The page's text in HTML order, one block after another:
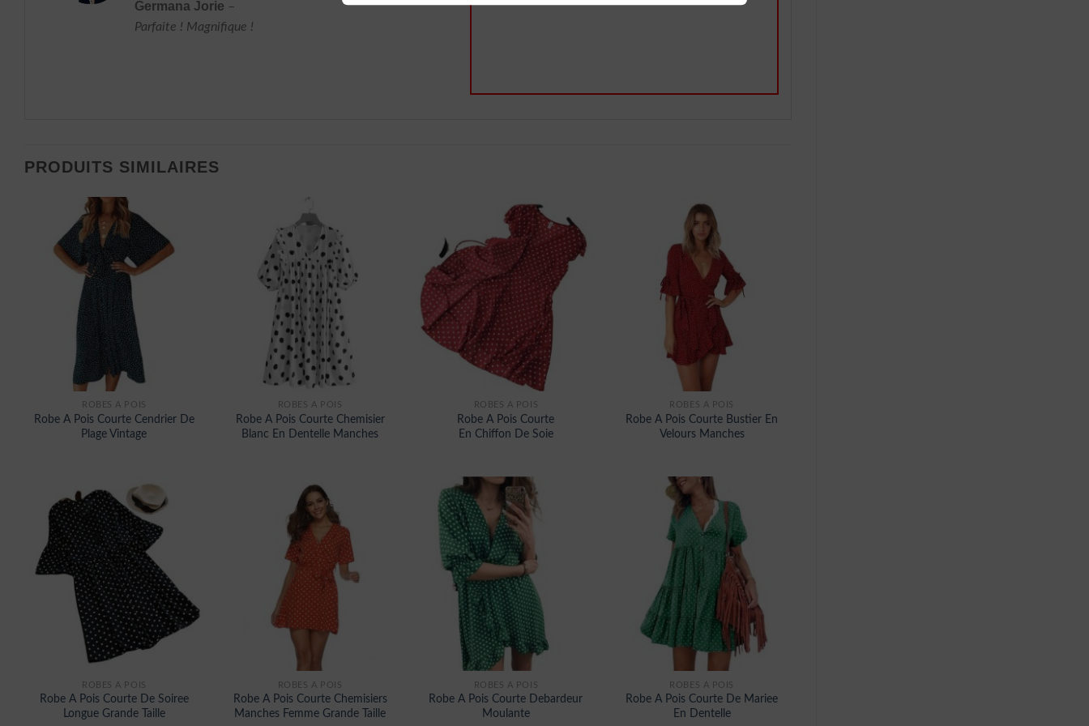
Germana Jorie –
Parfaite ! Magnifique !
PRODUITS SIMILAIRES
ROBES À POIS
Robe A Pois Courte Cendrier De
Plage Vintage
ROBES À POIS
Robe A Pois Courte Chemisier
Blanc En Dentelle Manches
ROBES À POIS
Robe A Pois Courte
En Chiffon De Soie
ROBES À POIS
Robe A Pois Courte Bustier En
Velours Manches
ROBES À POIS
Robe A Pois Courte De Soiree
Longue Grande Taille
ROBES À POIS
Robe A Pois Courte Chemisiers
Manches Femme Grande Taille
ROBES À POIS
Robe A Pois Courte Debardeur
Moulante
ROBES À POIS
Robe A Pois Courte De Mariee
En Dentelle